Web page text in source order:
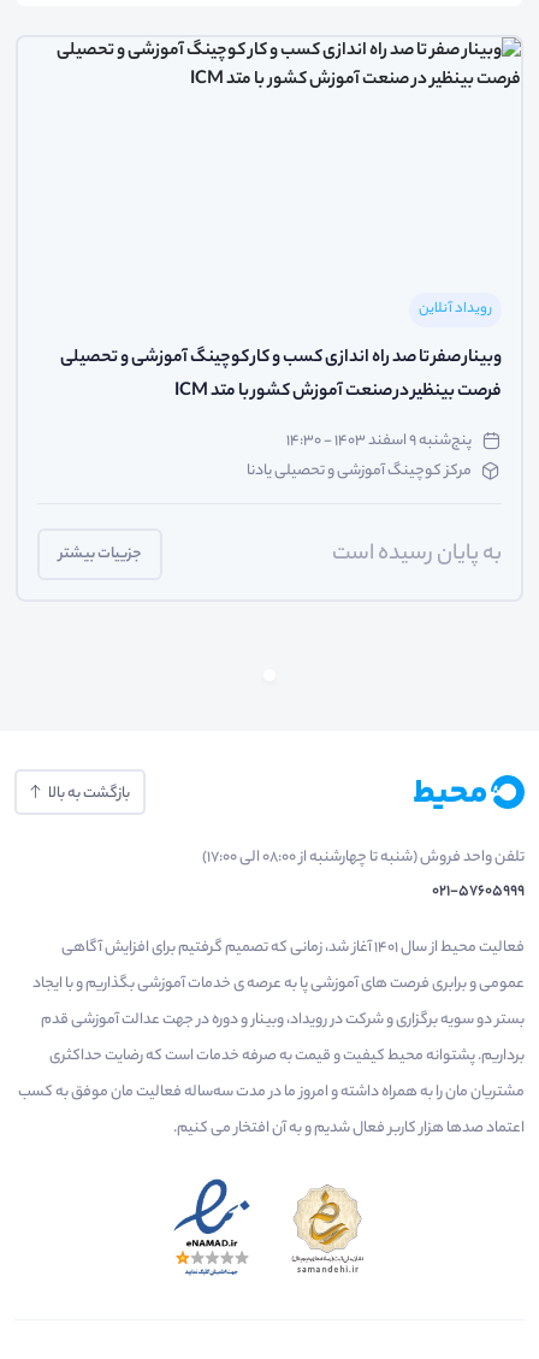
رویداد آنلاین
وبینار صفر تا صد راه اندازی کسب و کار کوچینگ آموزشی و تحصیلی
فرصت بینظیر در صنعت آموزش کشور با متد ICM
پنج‌شنبه ۹ اسفند ۱۴۰۳ - ۱۴:۳۰
مرکز کوچینگ آموزشی و تحصیلی یادنا
به پایان رسیده است جزییات بیشتر
بازگشت به بالا
تلفن واحد فروش (شنبه تا چهارشنبه از 08:00 الی 17:00)
021-57605999
فعالیت محیط از سال 1401 آغاز شد، زمانی که تصمیم گرفتیم برای افزایش آگاهی
عمومی و برابری فرصت های آموزشی پا به عرصه ی خدمات آموزشی بگذاریم و با ایجاد
بستر دو سویه برگزاری و شرکت در رویداد، وبینار و دوره در جهت عدالت آموزشی قدم
برداریم. پشتوانه محیط کیفیت و قیمت به صرفه خدمات است که رضایت حداکثری
مشتریان مان را به همراه داشته و امروز ما در مدت سه‌ساله فعالیت مان موفق به کسب
اعتماد صدها هزار کاربر فعال شدیم و به آن افتخار می‌ کنیم.